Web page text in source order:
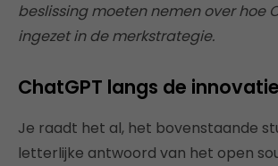
beslissing moeten nemen over hoe
ingezet in de merkstrategie.
ChatGPT langs de
Je raadt het al, het bovenstaande
letterlijke antwoord van het open